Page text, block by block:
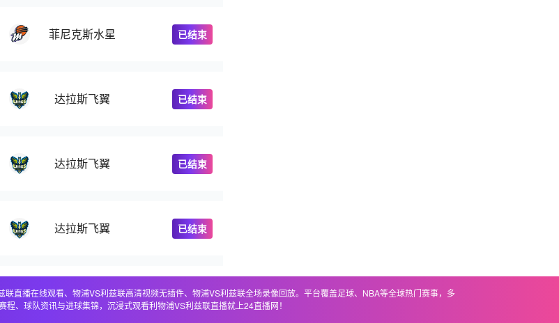
菲尼克斯水星 已结束
达拉斯飞翼 已结束
达拉斯飞翼 已结束
达拉斯飞翼 已结束
直播在线观看、物浦VS利兹联高清视频无插件、物浦VS利兹联全场录像回放。平台覆盖足球、NBA等全球热门赛事，多
、球队资讯与进球集锦，沉浸式观看利物浦VS利兹联直播就上24直播网！